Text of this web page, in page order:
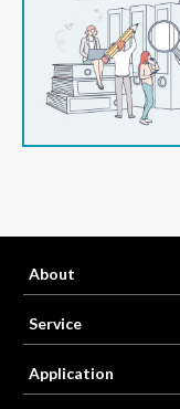
About
Service
Application